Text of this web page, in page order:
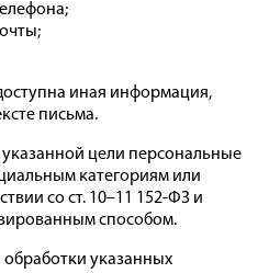
иная информация,
письма.
цели персональные
категориям или
со ст. 10–11 152-ФЗ и
способом.
указанных